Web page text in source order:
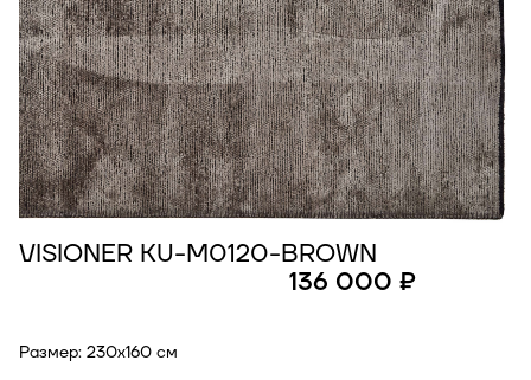
VISIONER KU-M0120-BROWN
Размер: 230x160 см
136 000 ₽